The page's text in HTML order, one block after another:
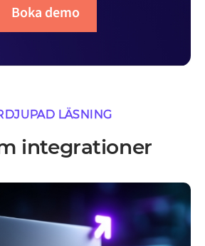
Boka demo
LÄSNING
integrationer